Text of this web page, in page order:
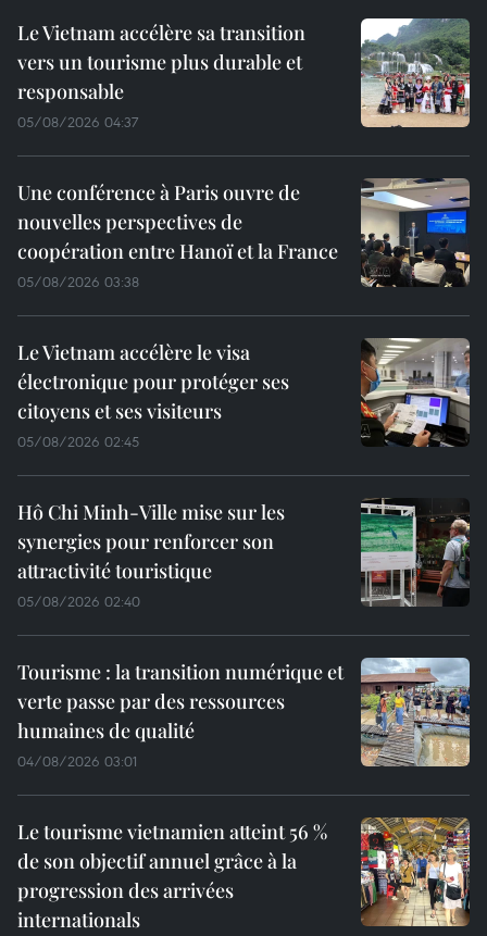
Le Vietnam accélère sa transition
vers un tourisme plus durable et
responsable
05/08/2026 04:37
Une conférence à Paris ouvre de
nouvelles perspectives de
coopération entre Hanoï et la France
05/08/2026 03:38
Le Vietnam accélère le visa
électronique pour protéger ses
citoyens et ses visiteurs
05/08/2026 02:45
Hô Chi Minh-Ville mise sur les
synergies pour renforcer son
attractivité touristique
05/08/2026 02:40
Tourisme : la transition numérique et
verte passe par des ressources
humaines de qualité
04/08/2026 03:01
Le tourisme vietnamien atteint 56 %
de son objectif annuel grâce à la
progression des arrivées
internationals